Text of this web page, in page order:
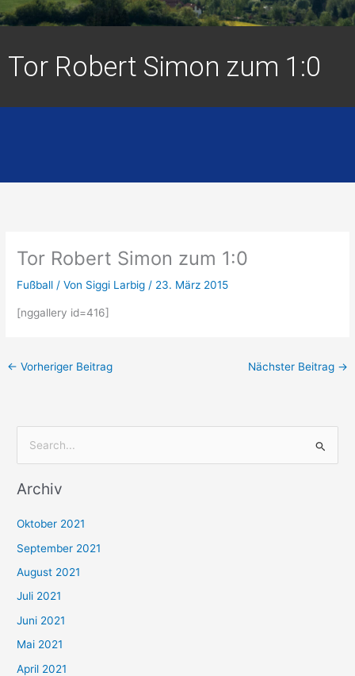
Tor Robert Simon zum 1:0
Tor Robert Simon zum 1:0
Fußball / Von Siggi Larbig/ 23. März 2015
[nggallery id=416]
← Vorheriger Beitrag Nächster Beitrag →
c
n
n
a
c
h
:
Archiv
Oktober 2021
September 2021
August 2021
Juli 2021
Juni 2021
Mai 2021
April 2021